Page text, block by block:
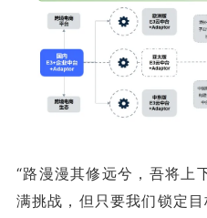
“路漫漫其修远兮，吾将上
满挑战，但只要我们锁定